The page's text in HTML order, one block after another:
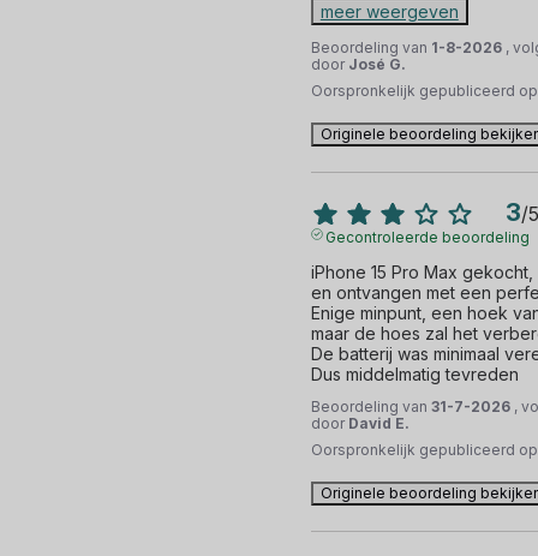
meer weergeven
Beoordeling van 1-8-2026 ,
door José G.
Oorspronkelijk gepubliceerd
Originele beoordeling
3/5
Gecontroleerde beoordeling
iPhone 15 Pro Max
en ontvangen met een
Enige minpunt, een hoek
maar de hoes zal het
De batterij was minimaal
Dus middelmatig tevreden
Beoordeling van 31-7-2026 ,
door David E.
Oorspronkelijk gepubliceerd
Originele beoordeling